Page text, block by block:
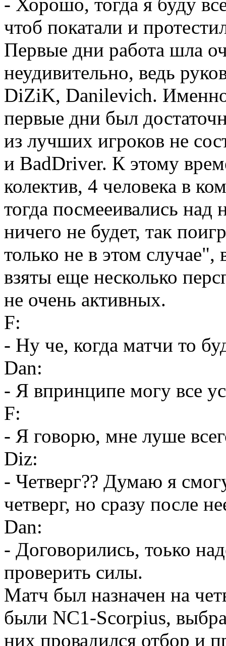
- Хорошо, тогда я буду
чтоб покатали и
Первые дни работа шла
неудивительно, ведь
DiZiK, Danilevich.
первые дни был
из лучших игроков не
и BadDriver. К этому
колектив, 4 человека в
тогда посмееивались
ничего не будет, так
только не в этом
взяты еще несколько
не очень активных.
F:
- Ну че, когда матчи то
Dan:
- Я впринципе могу все
F:
- Я говорю, мне луше
Diz:
- Четверг?? Думаю я
четверг, но сразу после
Dan:
- Договорились, тоько
проверить силы.
Матч был назначен на
были NC1-Scorpius,
них провадился отбор и